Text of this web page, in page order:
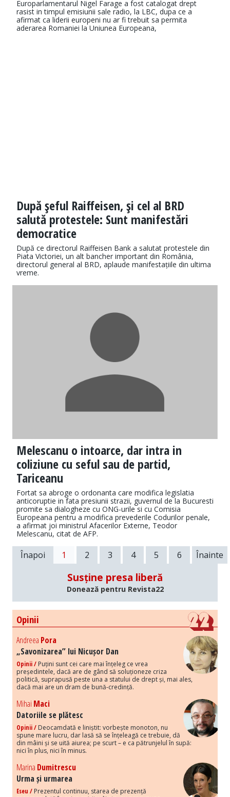
Europarlamentarul Nigel Farage a fost catalogat drept
rasist in timpul emisiunii sale radio, la LBC, dupa ce a
afirmat ca liderii europeni nu ar fi trebuit sa permita
aderarea Romaniei la Uniunea Europeana,
După şeful Raiffeisen, şi cel al BRD
salută protestele: Sunt manifestări
democratice
După ce directorul Raiffeisen Bank a salutat protestele din
Piata Victoriei, un alt bancher important din România,
directorul general al BRD, aplaude manifestațiile din ultima
vreme.
Melescanu o intoarce, dar intra in
coliziune cu seful sau de partid,
Tariceanu
Fortat sa abroge o ordonanta care modifica legislatia
anticoruptie in fata presiunii strazii, guvernul de la Bucuresti
promite sa dialogheze cu ONG-urile si cu Comisia
Europeana pentru a modifica prevederile Codurilor penale,
a afirmat joi ministrul Afacerilor Externe, Teodor
Melescanu, citat de AFP.
Înapoi 1 2 3 4 5 6 Înainte
Susține presa liberă
Donează pentru Revista22
Opinii
Andreea Pora
„Savonizarea” lui Nicușor Dan
Opinii / Puțini sunt cei care mai înțeleg ce vrea
președintele, dacă are de gând să soluționeze criza
politică, suprapusă peste una a statului de drept și, mai ales,
dacă mai are un dram de bună-credință.
Mihai Maci
Datoriile se plătesc
Opinii / Deocamdată e liniștit: vorbește monoton, nu
spune mare lucru, dar lasă să se înțeleagă ce trebuie, dă
din mâini și se uită aiurea; pe scurt – e ca pătrunjelul în supă:
nici în plus, nici în minus.
Marina Dumitrescu
Urma și urmarea
Eseu / Prezentul continuu, starea de prezență